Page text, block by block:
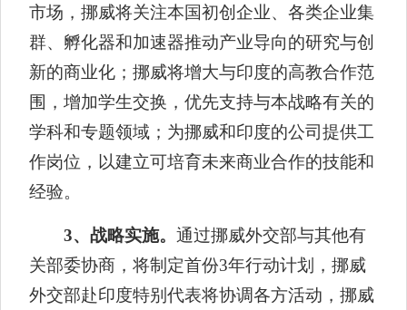
市场，挪威将关注本国初创企业、各类企业集
群、孵化器和加速器推动产业导向的研究与创
新的商业化；挪威将增大与印度的高教合作范
围，增加学生交换，优先支持与本战略有关的
学科和专题领域；为挪威和印度的公司提供工
作岗位，以建立可培育未来商业合作的技能和
经验。
3、战略实施。 通过挪威外交部与其他有
关部委协商，将制定首份3年行动计划，挪威
外交部赴印度特别代表将协调各方活动，挪威